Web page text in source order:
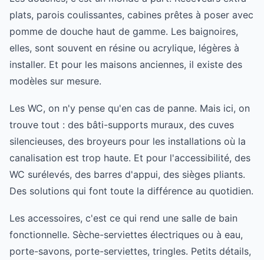
plats, parois coulissantes, cabines prêtes à poser avec
pomme de douche haut de gamme. Les baignoires,
elles, sont souvent en résine ou acrylique, légères à
installer. Et pour les maisons anciennes, il existe des
modèles sur mesure.
Les WC, on n'y pense qu'en cas de panne. Mais ici, on
trouve tout : des bâti-supports muraux, des cuves
silencieuses, des broyeurs pour les installations où la
canalisation est trop haute. Et pour l'accessibilité, des
WC surélevés, des barres d'appui, des sièges pliants.
Des solutions qui font toute la différence au quotidien.
Les accessoires, c'est ce qui rend une salle de bain
fonctionnelle. Sèche-serviettes électriques ou à eau,
porte-savons, porte-serviettes, tringles. Petits détails,